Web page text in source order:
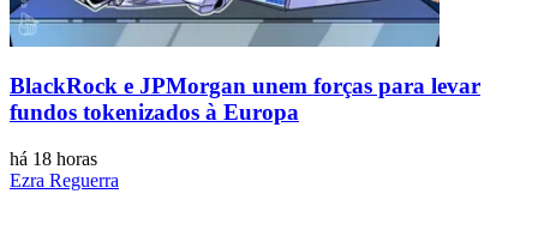
BlackRock e JPMorgan unem forças para levar
fundos tokenizados à Europa
há 18 horas
Ezra Reguerra